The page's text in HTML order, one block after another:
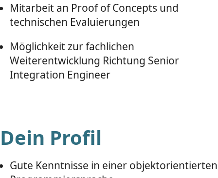
Mitarbeit an Proof of Concepts und
technischen Evaluierungen
Möglichkeit zur fachlichen
Weiterentwicklung Richtung Senior
Integration Engineer
Dein Profil
Gute Kenntnisse in einer objektorientierten